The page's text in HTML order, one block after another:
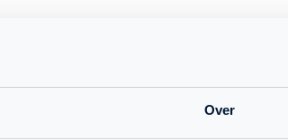
Over